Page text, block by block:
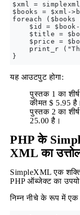
$xml =
$books = $xml-
foreach ($books
$id =
$title =
$price =
print_r
यह आउटपुट होगा:
पुस्तक 1 का
कीमत $ 5.95 है।
पुस्तक 2 का
25.00 है।
PHP के
XML का
SimpleXML एक
PHP ऑब्जेक्ट का
निम्न नीचे के रूप में एक